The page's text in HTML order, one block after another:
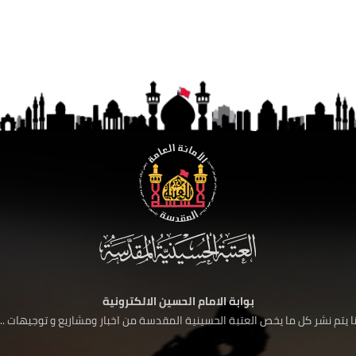
بوابة الامام الحسين الالكترونية
يتم نشر كل ما يخص العتبة الحسينية المقدسة من اخبار ومشاريع و توجيهات